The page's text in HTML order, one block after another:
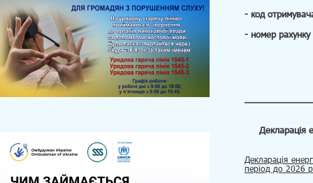
- код
- номер
Декларація
Декларація
період до 2026